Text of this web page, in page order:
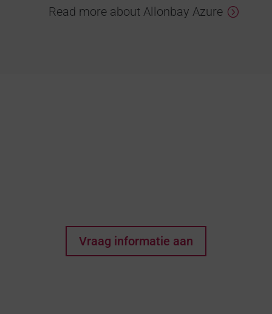
Read more about Allonbay Azure
Vraag informatie aan